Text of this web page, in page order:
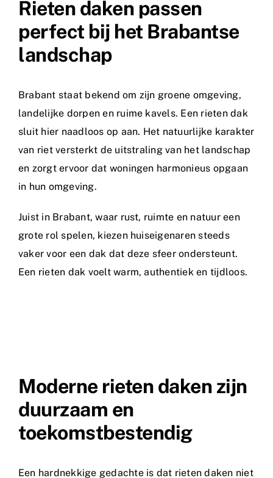
Rieten daken passen
perfect bij het Brabantse
landschap
Brabant staat bekend om zijn groene omgeving,
landelijke dorpen en ruime kavels. Een rieten dak
sluit hier naadloos op aan. Het natuurlijke karakter
van riet versterkt de uitstraling van het landschap
en zorgt ervoor dat woningen harmonieus opgaan
in hun omgeving.
Juist in Brabant, waar rust, ruimte en natuur een
grote rol spelen, kiezen huiseigenaren steeds
vaker voor een dak dat deze sfeer ondersteunt.
Een rieten dak voelt warm, authentiek en tijdloos.
Moderne rieten daken zijn
duurzaam en
toekomstbestendig
Een hardnekkige gedachte is dat rieten daken niet